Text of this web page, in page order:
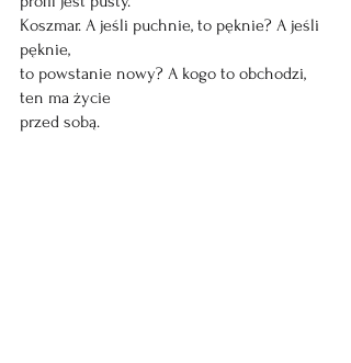
Koszmar. A jeśli puchnie, to pęknie? A jeśli
pęknie,
to powstanie nowy? A kogo to obchodzi,
ten ma życie
przed sobą.